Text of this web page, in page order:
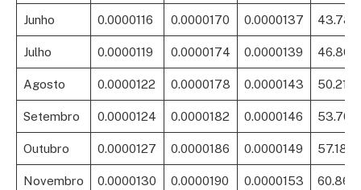
Junho 0.0000116 0.0000170 0.0000137
Julho 0.0000119 0.0000174 0.0000139 46.86%
Agosto 0.0000122 0.0000178 0.0000143 50.21%
Setembro 0.0000124 0.0000182 0.0000146 53.70%
Outubro 0.0000127 0.0000186 0.0000149 57.18%
Novembro 0.0000130 0.0000190 0.0000153 60.86%